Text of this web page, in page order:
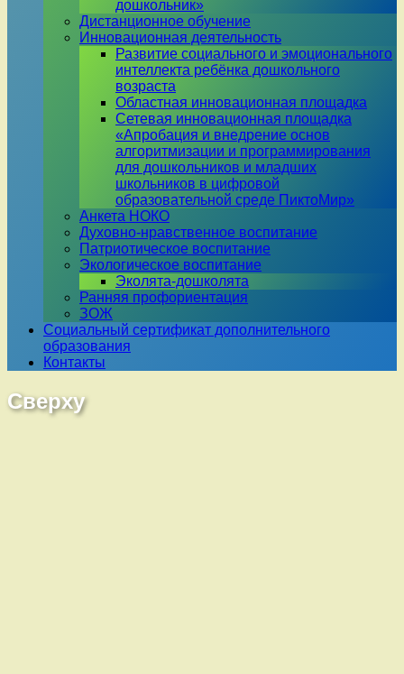
дошкольник»
Дистанционное обучение
Инновационная деятельность
Развитие социального и эмоционального
интеллекта ребёнка дошкольного
возраста
Областная инновационная площадка
Сетевая инновационная площадка
«Апробация и внедрение основ
алгоритмизации и программирования
для дошкольников и младших
школьников в цифровой
образовательной среде ПиктоМир»
Анкета НОКО
Духовно-нравственное воспитание
Патриотическое воспитание
Экологическое воспитание
Эколята-дошколята
Ранняя профориентация
ЗОЖ
Социальный сертификат дополнительного
образования
Контакты
Сверху